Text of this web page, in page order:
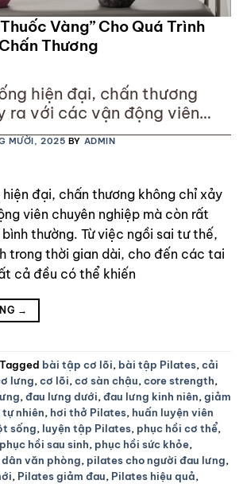
Vàng” Cho Quá Trình
Thương
hiện đại, chấn thương
ra với các vận động viên
mà còn rất phổ biến ở người
việc ngồi sai tư thế, làm
thao – tất cả đều có thể
MƯỜI, 2025 BY ADMIN
đại, chấn thương không chỉ xảy
viên chuyên nghiệp mà còn rất
thường. Từ việc ngồi sai tư thế,
trong thời gian dài, cho đến các tai
cả đều có thể khiến
→
Tagged bài tập cơ lõi, bài tập Pilates,cải
lưng,cơ lõi,cơ sàn chậu,core strength,
,đau lưng dưới,đau lưng kinh niên,giảm
nhiên, hơi thở Pilates, huấn luyện viên
sống, luyện tập Pilates, phục hồi cơ thể,
phục hồi sau sinh, phục hồi sức khỏe,
văn phòng, pilates cho người đau lưng,
, Pilates giảm đau, Pilates hiệu quả,